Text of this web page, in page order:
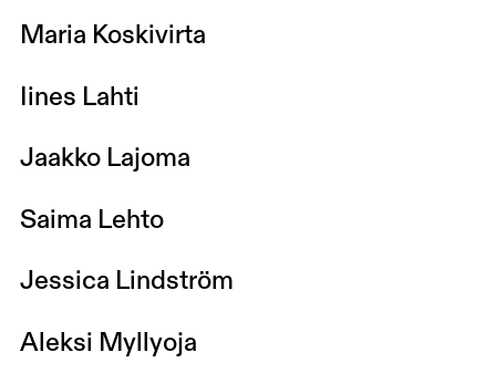
Maria Koskivirta
Iines Lahti
Jaakko Lajoma
Saima Lehto
Jessica Lindström
Aleksi Myllyoja